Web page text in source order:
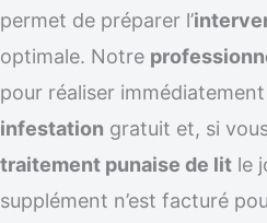
permet de préparer l’
optimale. Notre
pour réaliser
infestation gratuit et, si
traitement punaise de lit le
supplément n’est facturé